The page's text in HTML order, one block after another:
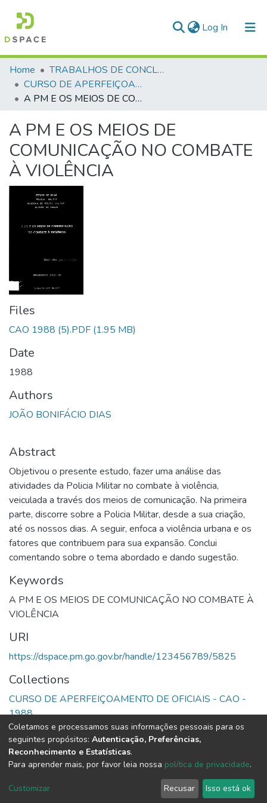
Log In (current)
Communities & Collections
All of DSpace
Home
TRABALHOS DE CONCLUSÃO DE CURSO - CAO (CURSO DE APERFEIÇOAMENTO DE OFICIAIS)
CURSO DE APERFEIÇOAMENTO DE OFICIAIS - CAO - 1988
A PM E OS MEIOS DE COMUNICAÇÃO NO COMBATE À VIOLÊNCIA
A PM E OS MEIOS DE
COMUNICAÇÃO NO COMBATE
À VIOLÊNCIA
Files
CAO 1988 (5).PDF (1.95 MB)
Date
1988
Authors
JOÃO BONIFÁCIO DIAS
Abstract
Objetivou o presente estudo, fazer uma análise das
atividades da Policia Militar no combate à violência,
veiculada a través dos meios de comunicação. Na primeira
parte, discorre sobre a Policia Militar, desde a sua criação,
até os nossos dias. A seguir, enfoca a violência urbana e os
fatores que contribuem para sua expansão. Conclui
comentando sobre o tema abordado e dando sugestão.
Keywords
A PM E OS MEIOS DE COMUNICAÇÃO NO COMBATE À
VIOLÊNCIA
URI
https://dspace.pm.go.gov.br/handle/123456789/5825
Collections
CURSO DE APERFEIÇOAMENTO DE OFICIAIS - CAO -
1988
Full item page
DSpace software copyright © 2002-2026 LYRASIS
Cookie
End User
Agreement
Send
Feedback
Coletamos e processamos suas informações pessoais para os
seguintes propósitos: Autenticação, Preferências,
Reconhecimento e Estatísticas.
Para aprender mais, por favor leia nossa política de privacidade.
Customizar Recusar Isso está ok